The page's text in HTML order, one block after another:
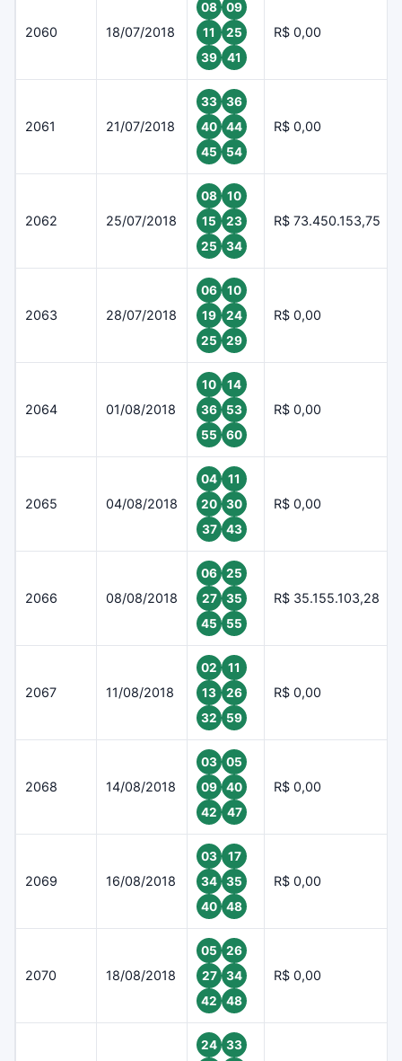
2060 18/07/2018
08
09
11
25
39
41
R$ 0,00
2061 21/07/2018
33
36
40
44
45
54
R$ 0,00
2062 25/07/2018
08
10
15
23
25
34
R$ 73.450.153,75
2063 28/07/2018
06
10
19
24
25
29
R$ 0,00
2064 01/08/2018
10
14
36
53
55
60
R$ 0,00
2065 04/08/2018
04
11
20
30
37
43
R$ 0,00
2066 08/08/2018
06
25
27
35
45
55
R$ 35.155.103,28
2067 11/08/2018
02
11
13
26
32
59
R$ 0,00
2068 14/08/2018
03
05
09
40
42
47
R$ 0,00
2069 16/08/2018
03
17
34
35
40
48
R$ 0,00
2070 18/08/2018
05
26
27
34
42
48
R$ 0,00
24
33